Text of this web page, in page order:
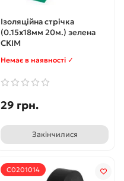
Ізоляційна стрічка
(0.15х18мм 20м.) зелена
СКІМ
Немає в наявності ✓
29 грн.
Закінчилися
С0201014